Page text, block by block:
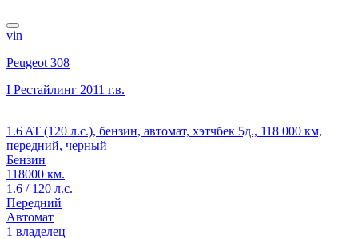
vin
Peugeot 308
I Рестайлинг 2011 г.в.
1.6 AT (120 л.с.), бензин, автомат, хэтчбек 5д., 118 000 км,
передний, черный
Бензин
118000 км.
1.6 / 120 л.с.
Передний
Автомат
1 владелец